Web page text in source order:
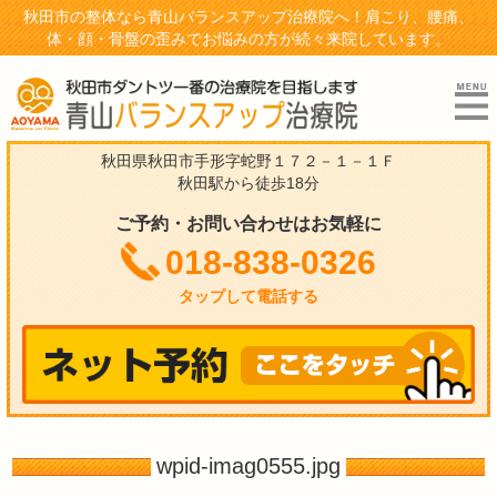
秋田市の整体なら青山バランスアップ治療院へ！肩こり、腰痛、
体・顔・骨盤の歪みでお悩みの方が続々来院しています。
秋田県秋田市手形字蛇野１７２－１－１Ｆ
秋田駅から徒歩18分
ご予約・お問い合わせはお気軽に
018-838-0326
タップして電話する
wpid-imag0555.jpg